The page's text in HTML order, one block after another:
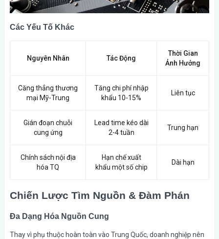
Các Yếu Tố Khác
Nguyên Nhân Tác Động
Thời Gian
Ảnh Hưởng
Căng thẳng thương
mại Mỹ-Trung
Tăng chi phí nhập
khẩu 10-15%
Liên tục
Gián đoạn chuỗi
cung ứng
Lead time kéo dài
2-4 tuần
Trung hạn
Chính sách nội địa
hóa TQ
Hạn chế xuất
khẩu một số chip
Dài hạn
Chiến Lược Tìm Nguồn & Đàm Phán
Đa Dạng Hóa Nguồn Cung
Thay vì phụ thuộc hoàn toàn vào Trung Quốc, doanh nghiệp nên